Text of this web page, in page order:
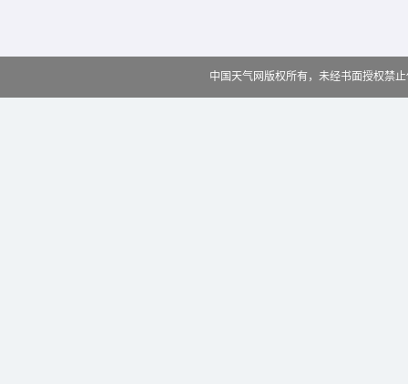
中国天气网版权所有，未经书面授权